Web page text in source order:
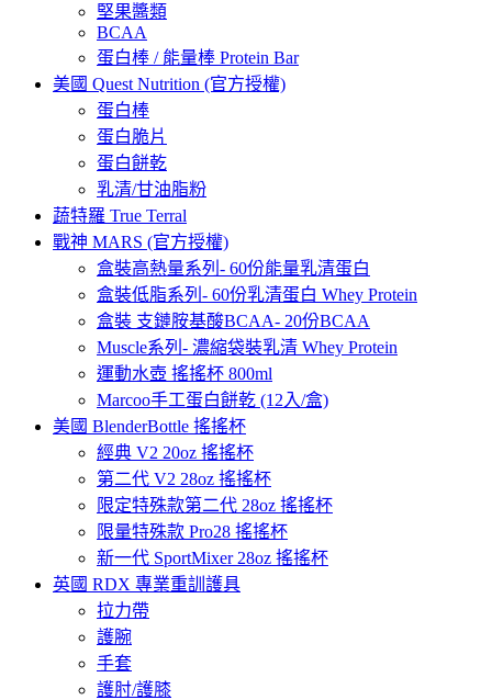
堅果醬類
BCAA
蛋白棒 / 能量棒 Protein Bar
美國 Quest Nutrition (官方授權)
蛋白棒
蛋白脆片
蛋白餅乾
乳清/甘油脂粉
蔬特羅 True Terral
戰神 MARS (官方授權)
盒裝高熱量系列- 60份能量乳清蛋白
盒裝低脂系列- 60份乳清蛋白 Whey Protein
盒裝 支鏈胺基酸BCAA- 20份BCAA
Muscle系列- 濃縮袋裝乳清 Whey Protein
運動水壺 搖搖杯 800ml
Marcoo手工蛋白餅乾 (12入/盒)
美國 BlenderBottle 搖搖杯
經典 V2 20oz 搖搖杯
第二代 V2 28oz 搖搖杯
限定特殊款第二代 28oz 搖搖杯
限量特殊款 Pro28 搖搖杯
新一代 SportMixer 28oz 搖搖杯
英國 RDX 專業重訓護具
拉力帶
護腕
手套
護肘/護膝